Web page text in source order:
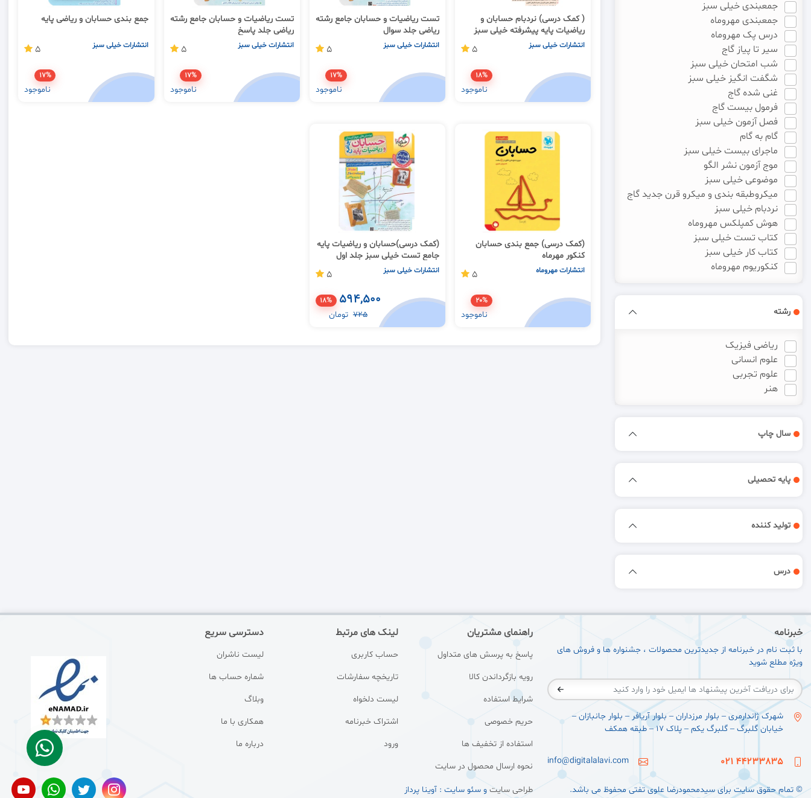
جمعبندی خیلی سبز
جمعبندی مهروماه
درس پک مهروماه
سیر تا پیاز گاج
شب امتحان خیلی سبز
شگفت انگیز خیلی سبز
غنی شده گاج
فرمول بیست گاج
فصل آزمون خیلی سبز
گام به گام
ماجرای بیست خیلی سبز
موج آزمون نشر الگو
موضوعی خیلی سبز
میکروطبقه بندی و میکرو قرن جدید گاج
نردبام خیلی سبز
هوش کمپلکس مهروماه
کتاب تست خیلی سبز
کتاب کار خیلی سبز
کنکوریوم مهروماه
رشته
ریاضی فیزیک
علوم انسانی
علوم تجربی
هنر
سال چاپ
پایه تحصیلی
تولید کننده
درس
( کمک درسی) نردبام حسابان و
ریاضیات پایه پیشرفته خیلی سبز
ویژه کنکور 1405
انتشارات خیلی سبز 5
18%
ناموجود
تست ریاضیات و حسابان جامع رشته
ریاضی جلد سوال
انتشارات خیلی سبز 5
17%
ناموجود
تست ریاضیات و حسابان جامع رشته
ریاضی جلد پاسخ
انتشارات خیلی سبز 5
17%
ناموجود
جمع بندی حسابان و ریاضی پایه
انتشارات خیلی سبز 5
17%
ناموجود
(کمک درسی) جمع بندی حسابان
کنکور مهرماه
انتشارات مهروماه 5
20%
ناموجود
(کمک درسی)حسابان و ریاضیات پایه
جامع تست خیلی سبز جلد اول
انتشارات خیلی سبز 5
594,500
18%
725 تومان
خبرنامه
با ثبت نام در خبرنامه از جدیدترین محصولات ، جشنواره ها و فروش های
ویژه مطلع شوید
شهرک ژاندارمری – بلوار مرزداران – بلوار آریافر – بلوار جانبازان –
خیابان گلبرگ – گلبرگ یکم – پلاک ۱۷ – طبقه همکف
44233835 021
info@digitalalavi.com
راهنمای مشتریان
پاسخ به پرسش های متداول
رویه بازگرداندن کالا
شرایط استفاده
حریم خصوصی
استفاده از تخفیف ها
نحوه ارسال محصول در سایت
لینک های مرتبط
حساب کاربری
تاریخچه سفارشات
لیست دلخواه
اشتراک خبرنامه
ورود
دسترسی سریع
لیست ناشران
شماره حساب ها
وبلاگ
همکاری با ما
درباره ما
© تمام حقوق سایت برای سيدمحمودرضا علوی تفتی محفوظ می باشد. طراحی سایتو سئو سایت : آوینا پرداز